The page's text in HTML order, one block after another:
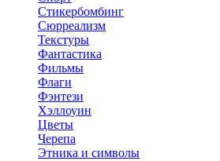
Стикербомбинг
Сюрреализм
Текстуры
Фантастика
Фильмы
Флаги
Фэнтези
Хэллоуин
Цветы
Черепа
Этника и символы